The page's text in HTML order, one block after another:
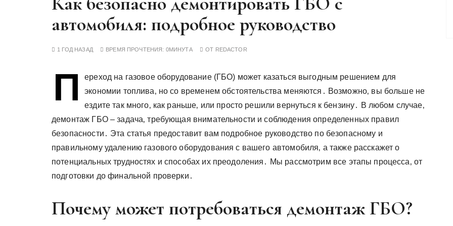
автомобиля: подробное руководство
1 ГОД НАЗАД ВРЕМЯ ПРОЧТЕНИЯ: 0МИНУТА ОТ REDACTOR
П
ереход на газовое оборудование (ГБО) может казаться выгодным решением для
экономии топлива‚ но со временем обстоятельства меняются․ Возможно‚ вы больше не
ездите так много‚ как раньше‚ или просто решили вернуться к бензину․ В любом случае‚
демонтаж ГБО – задача‚ требующая внимательности и соблюдения определенных правил
безопасности․ Эта статья предоставит вам подробное руководство по безопасному и
правильному удалению газового оборудования с вашего автомобиля‚ а также расскажет о
потенциальных трудностях и способах их преодоления․ Мы рассмотрим все этапы процесса‚ от
подготовки до финальной проверки․
Почему может потребоваться демонтаж ГБО?